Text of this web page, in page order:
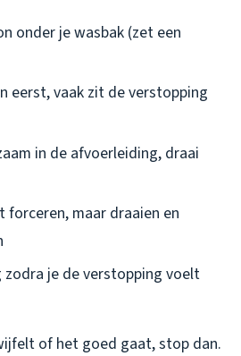
onder je wasbak (zet een
eerst, vaak zit de verstopping
in de afvoerleiding, draai
forceren, maar draaien en
zodra je de verstopping voelt
of het goed gaat, stop dan.